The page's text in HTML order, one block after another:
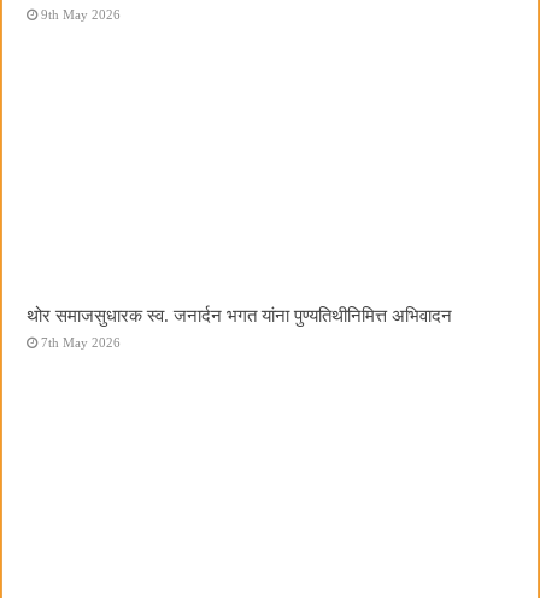
9th May 2026
थोर समाजसुधारक स्व. जनार्दन भगत यांना पुण्यतिथीनिमित्त अभिवादन
7th May 2026